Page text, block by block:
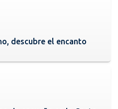
descubre el encanto